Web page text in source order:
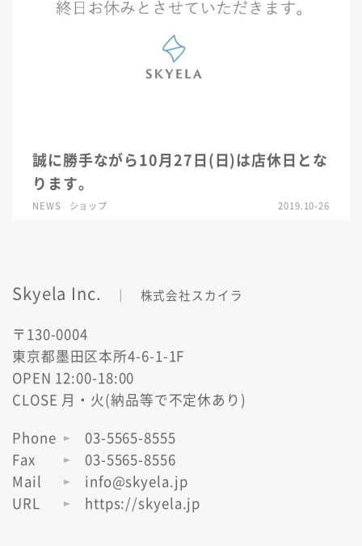
誠に勝手ながら10月27日(日)は店休日とな
ります。
NEWS ショップ 2019.10-26
Skyela Inc. ｜ 株式会社スカイラ
〒130-0004
東京都墨田区本所4-6-1-1F
OPEN 12:00-18:00
CLOSE 月・火(納品等で不定休あり)
Phone
03-5565-8555
Fax
03-5565-8556
Mail
info@skyela.jp
URL
https://skyela.jp